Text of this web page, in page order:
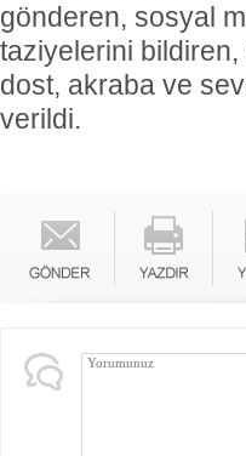
gönderen, sosyal
taziyelerini bildiren,
dost, akraba ve
verildi.